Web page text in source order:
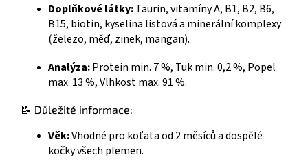
Doplňkové látky:Taurin, vitamíny A, B1, B2, B6,
B15, biotin, kyselina listová a minerální komplexy
(železo, měď, zinek, mangan).
Analýza:Protein min. 7 %, Tuk min. 0,2 %, Popel
max. 13 %, Vlhkost max. 91 %.
📝 Důležité informace:
Věk:Vhodné pro koťata od 2 měsíců a dospělé
kočky všech plemen.